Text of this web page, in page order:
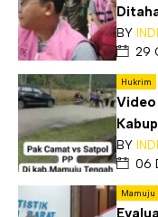
BY
29
Hukrim
Video
BY
06
Mamuju